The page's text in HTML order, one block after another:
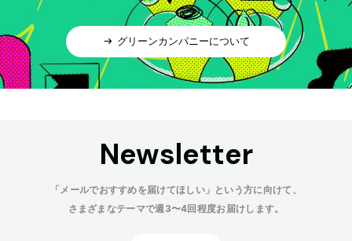
グリーンカンパニーについて
Newsletter
「メールでおすすめを届けてほしい」という方に向けて、
さまざまなテーマで週3〜4回程度お届けします。